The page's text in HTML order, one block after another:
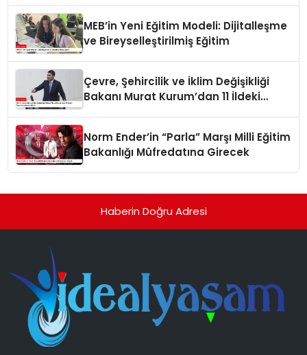
MEB’in Yeni Eğitim Modeli: Dijitalleşme
ve Bireyselleştirilmiş Eğitim
Çevre, Şehircilik ve İklim Değişikliği
Bakanı Murat Kurum’dan 11 İldeki
Norm Ender’in “Parla” Marşı Milli Eğitim
Bakanlığı Müfredatına Girecek
Haberin Doğru Adresi